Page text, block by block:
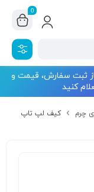
0
ثبت سفارش، قیمت و
کنید
چرم
کیف لپ تاپ